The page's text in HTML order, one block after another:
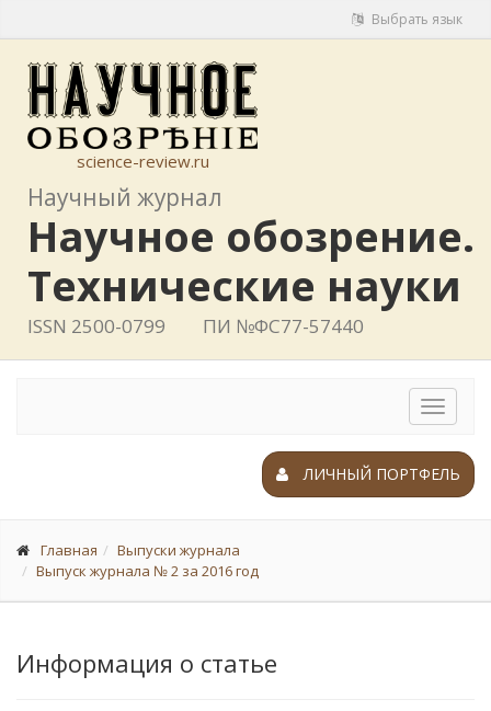
Выбрать язык
science-review.ru
Научный журнал
Научное обозрение.
Технические науки
ISSN 2500-0799 ПИ №ФС77-57440
Toggle
ЛИЧНЫЙ ПОРТФЕЛЬ
Главная
Выпуски журнала
Выпуск журнала № 2 за 2016 год
Информация о статье